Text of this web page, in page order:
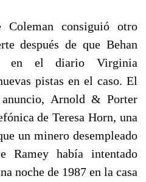
consiguió otro
después de que Behan
en el diario Virginia
pistas en el caso. El
Arnold & Porter
de Teresa Horn, una
un minero desempleado
Ramey había intentado
noche de 1987 en la casa